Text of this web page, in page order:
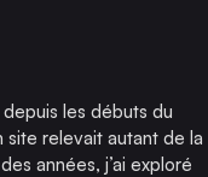
les débuts du
site relevait autant de la
années, j’ai exploré